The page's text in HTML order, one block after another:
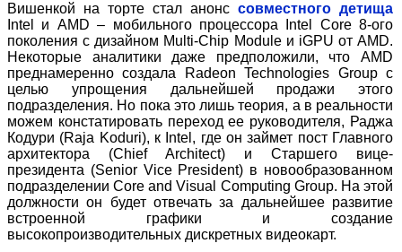
Вишенкой на торте стал анонссовместного детища
Intel и AMD – мобильного процессора Intel Core 8-ого
поколения с дизайном Multi-Chip Module и iGPU от AMD.
Некоторые аналитики даже предположили, что AMD
преднамеренно создала Radeon Technologies Group с
целью упрощения дальнейшей продажи этого
подразделения. Но пока это лишь теория, а в реальности
можем констатировать переход ее руководителя, Раджа
Кодури (Raja Koduri), к Intel, где он займет пост Главного
архитектора (Chief Architect) и Старшего вице-
президента (Senior Vice President) в новообразованном
подразделении Core and Visual Computing Group. На этой
должности он будет отвечать за дальнейшее развитие
встроенной графики и создание
высокопроизводительных дискретных видеокарт.